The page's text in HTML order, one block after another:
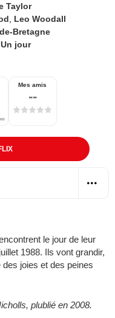
Taylor
Leo Woodall
Bretagne
Un jour
Mes amis
--
le jour de leur
1988. Ils vont grandir,
joies et des peines
plublié en 2008.